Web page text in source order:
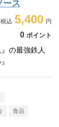
ース
5,400
0 ポイント
の最強鉄人
食品